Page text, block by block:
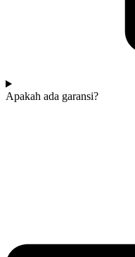
Apakah ada garansi?